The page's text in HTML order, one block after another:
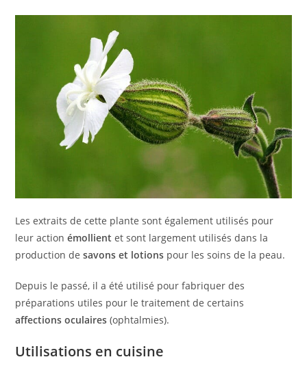
Les extraits de cette plante sont également utilisés pour
leur actionémollientet sont largement utilisés dans la
production de savons et lotions pour les soins de la peau.
Depuis le passé, il a été utilisé pour fabriquer des
préparations utiles pour le traitement de certains
affections oculaires (ophtalmies).
Utilisations en cuisine